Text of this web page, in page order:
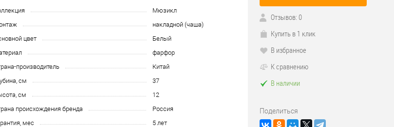
Мюзикл
накладной (чаша)
цвет
Белый
фарфор
производитель
Китай
см
37
см
12
происхождения бренда
Россия
мес
5 лет
Отзывов: 0
Купить в 1 клик
В избранное
К сравнению
В наличии
Поделиться